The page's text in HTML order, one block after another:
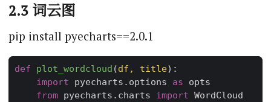
2.3 词云图
pip install pyecharts==2.0.1
def plot_wordcloud (df , title):
import
pyecharts.options as
opts
from pyecharts.charts import WordCloud